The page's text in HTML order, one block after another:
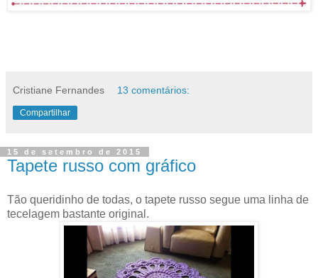
Cristiane Fernandes 13 comentários:
Compartilhar
15 de setembro de 2015
Tapete russo com gráfico
Tão queridinho de todas, o tapete russo segue uma linha de
tecelagem bastante original.